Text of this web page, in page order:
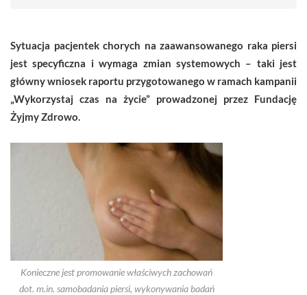
Sytuacja pacjentek chorych na zaawansowanego raka piersi
jest specyficzna i wymaga zmian systemowych – taki jest
główny wniosek raportu przygotowanego w ramach kampanii
„Wykorzystaj czas na życie” prowadzonej przez Fundację
Żyjmy Zdrowo.
Konieczne jest promowanie właściwych zachowań
dot. m.in. samobadania piersi, wykonywania badań